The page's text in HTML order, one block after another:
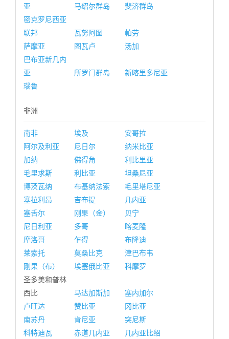
亚
马绍尔群岛
斐济群岛
密克罗尼西亚
联邦
瓦努阿图
帕劳
萨摩亚
图瓦卢
汤加
巴布亚新几内
亚
所罗门群岛
新喀里多尼亚
瑙鲁
非洲
南非 埃及
安哥拉
阿尔及利亚
尼日尔
纳米比亚
加纳
佛得角
利比里亚
毛里求斯
利比亚
坦桑尼亚
博茨瓦纳
布基纳法索
毛里塔尼亚
塞拉利昂
吉布提
几内亚
塞舌尔
刚果（金）
贝宁
尼日利亚
多哥
喀麦隆
摩洛哥
乍得
布隆迪
莱索托
莫桑比克
津巴布韦
刚果（布）
埃塞俄比亚
科摩罗
圣多美和普林
西比
马达加斯加
塞内加尔
卢旺达
赞比亚
冈比亚
南苏丹
肯尼亚
突尼斯
科特迪瓦
赤道几内亚 几内亚比绍